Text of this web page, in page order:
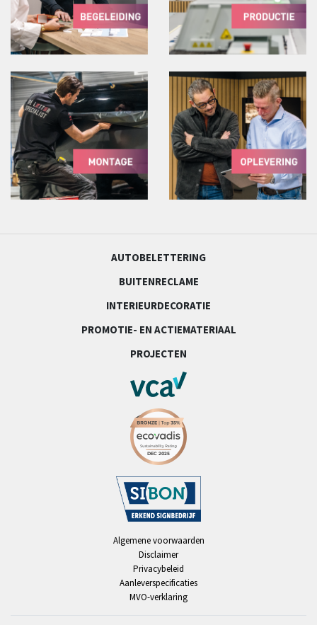
AUTOBELETTERING
BUITENRECLAME
INTERIEURDECORATIE
PROMOTIE- EN ACTIEMATERIAAL
PROJECTEN
Algemene voorwaarden
Disclaimer
Privacybeleid
Aanleverspecificaties
MVO-verklaring